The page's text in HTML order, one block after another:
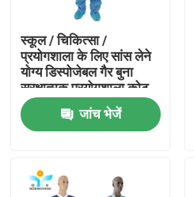
घर
उत्पादों
स्कूल / चिकित्सा /
प्रयोगशाला के लिए सांस लेने
योग्य डिस्पोजेबल गैर बुना
सुरक्षात्मक प्रयोगशाला कोट
जांच भेजें